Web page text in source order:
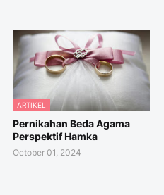
ARTIKEL
Pernikahan Beda Agama
Perspektif Hamka
October 01, 2024